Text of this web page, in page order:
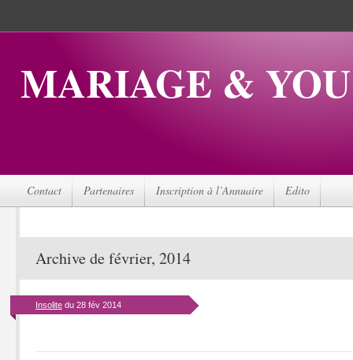
MARIAGE & YOU
Contact Partenaires Inscription à l’Annuaire Edito
Archive de février, 2014
Insolite du 28 fév 2014